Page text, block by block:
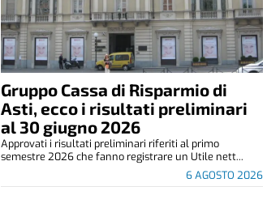
Gruppo Cassa di Risparmio di
Asti, ecco i risultati preliminari
al 30 giugno 2026
6 AGOSTO 2026
Approvati i risultati preliminari riferiti al primo
semestre 2026 che fanno registrare un Utile nett...